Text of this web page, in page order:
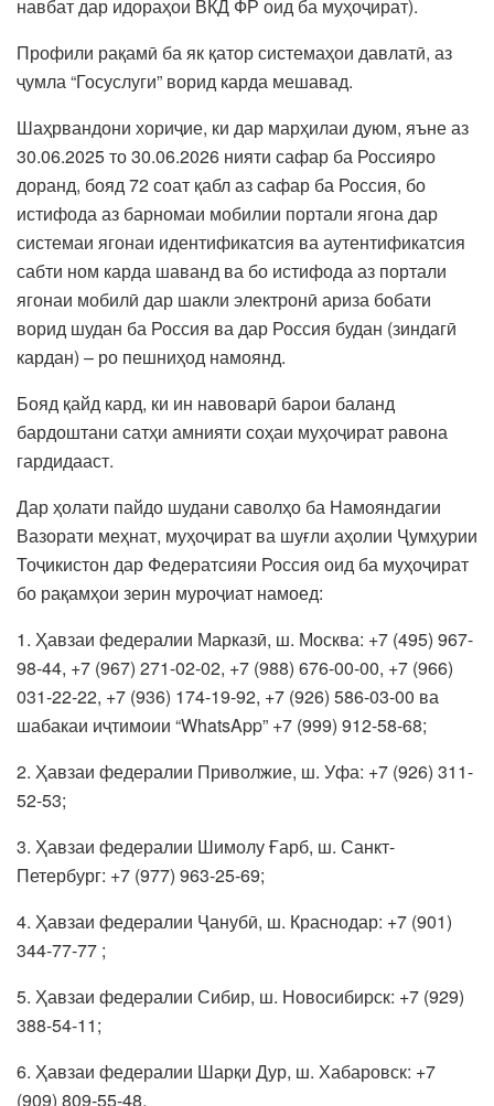
навбат дар идораҳои ВКД ФР оид ба муҳоҷират).
Профили рақамӣ ба як қатор системаҳои давлатӣ, аз
ҷумла “Госуслуги” ворид карда мешавад.
Шаҳрвандони хориҷие, ки дар марҳилаи дуюм, яъне аз
30.06.2025 то 30.06.2026 нияти сафар ба Россияро
доранд, бояд 72 соат қабл аз сафар ба Россия, бо
истифода аз барномаи мобилии портали ягона дар
системаи ягонаи идентификатсия ва аутентификатсия
сабти ном карда шаванд ва бо истифода аз портали
ягонаи мобилӣ дар шакли электронӣ ариза бобати
ворид шудан ба Россия ва дар Россия будан (зиндагӣ
кардан) – ро пешниҳод намоянд.
Бояд қайд кард, ки ин навоварӣ барои баланд
бардоштани сатҳи амнияти соҳаи муҳоҷират равона
гардидааст.
Дар ҳолати пайдо шудани саволҳо ба Намояндагии
Вазорати меҳнат, муҳоҷират ва шуғли аҳолии Ҷумҳурии
Тоҷикистон дар Федератсияи Россия оид ба муҳоҷират
бо рақамҳои зерин муроҷиат намоед:
1. Ҳавзаи федералии Марказӣ, ш. Москва: +7 (495) 967-
98-44, +7 (967) 271-02-02, +7 (988) 676-00-00, +7 (966)
031-22-22, +7 (936) 174-19-92, +7 (926) 586-03-00 ва
шабакаи иҷтимоии “WhatsApp” +7 (999) 912-58-68;
2. Ҳавзаи федералии Приволжие, ш. Уфа: +7 (926) 311-
52-53;
3. Ҳавзаи федералии Шимолу Ғарб, ш. Санкт-
Петербург: +7 (977) 963-25-69;
4. Ҳавзаи федералии Ҷанубӣ, ш. Краснодар: +7 (901)
344-77-77 ;
5. Ҳавзаи федералии Сибир, ш. Новосибирск: +7 (929)
388-54-11;
6. Ҳавзаи федералии Шарқи Дур, ш. Хабаровск: +7
(909) 809-55-48.